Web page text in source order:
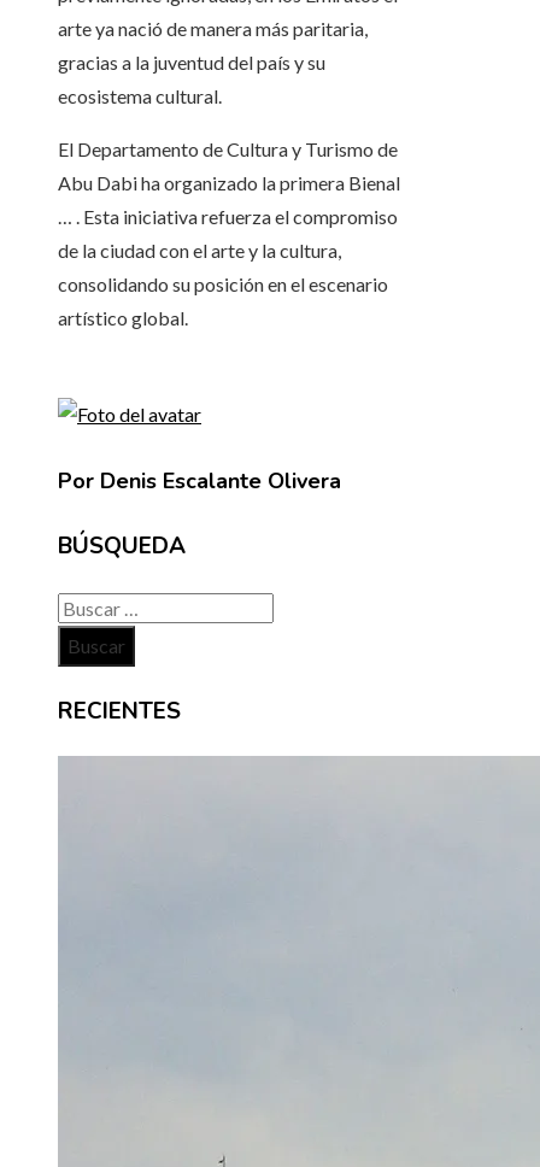
arte ya nació de manera más paritaria,
gracias a la juventud del país y su
ecosistema cultural.
El Departamento de Cultura y Turismo de
Abu Dabi ha organizado la primera Bienal
… . Esta iniciativa refuerza el compromiso
de la ciudad con el arte y la cultura,
consolidando su posición en el escenario
artístico global.
Por Denis Escalante Olivera
BÚSQUEDA
Buscar:
RECIENTES